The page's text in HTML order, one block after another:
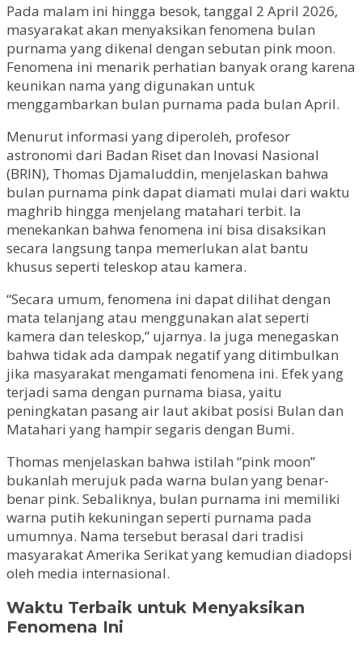
Pada malam ini hingga besok, tanggal 2 April 2026,
masyarakat akan menyaksikan fenomena bulan
purnama yang dikenal dengan sebutan pink moon.
Fenomena ini menarik perhatian banyak orang karena
keunikan nama yang digunakan untuk
menggambarkan bulan purnama pada bulan April.
Menurut informasi yang diperoleh, profesor
astronomi dari Badan Riset dan Inovasi Nasional
(BRIN), Thomas Djamaluddin, menjelaskan bahwa
bulan purnama pink dapat diamati mulai dari waktu
maghrib hingga menjelang matahari terbit. Ia
menekankan bahwa fenomena ini bisa disaksikan
secara langsung tanpa memerlukan alat bantu
khusus seperti teleskop atau kamera.
“Secara umum, fenomena ini dapat dilihat dengan
mata telanjang atau menggunakan alat seperti
kamera dan teleskop,” ujarnya. Ia juga menegaskan
bahwa tidak ada dampak negatif yang ditimbulkan
jika masyarakat mengamati fenomena ini. Efek yang
terjadi sama dengan purnama biasa, yaitu
peningkatan pasang air laut akibat posisi Bulan dan
Matahari yang hampir segaris dengan Bumi.
Thomas menjelaskan bahwa istilah “pink moon”
bukanlah merujuk pada warna bulan yang benar-
benar pink. Sebaliknya, bulan purnama ini memiliki
warna putih kekuningan seperti purnama pada
umumnya. Nama tersebut berasal dari tradisi
masyarakat Amerika Serikat yang kemudian diadopsi
oleh media internasional.
Waktu Terbaik untuk Menyaksikan
Fenomena Ini